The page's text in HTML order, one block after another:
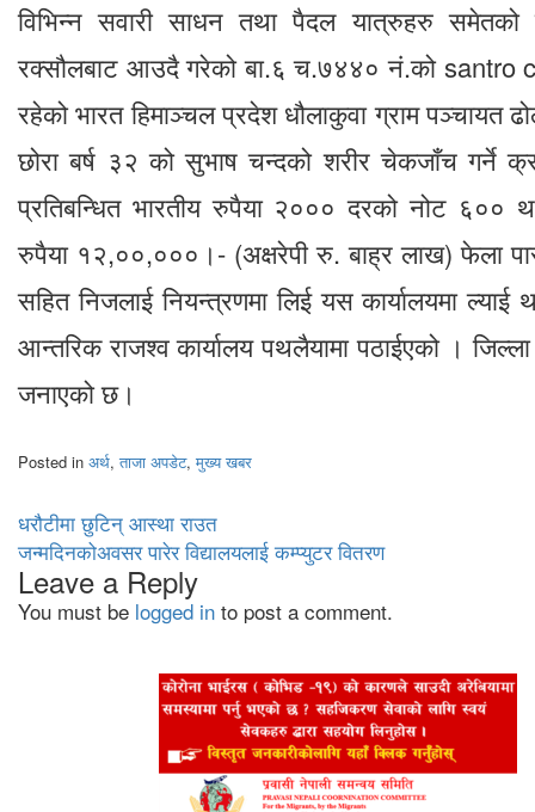
विभिन्न सवारी साधन तथा पैदल यात्रुहरु
रक्सौलबाट आउदै गरेको बा.६ च.७४४० नं.को santro
रहेको भारत हिमाञ्चल प्रदेश धौलाकुवा ग्राम पञ्चायत
छोरा बर्ष ३२ को सुभाष चन्दको शरीर चेकजाँच गर्ने
प्रतिबन्धित भारतीय रुपैया २००० दरको नोट ६००
रुपैया १२,००,०००।- (अक्षरेपी रु. बाह्र लाख) फेला
सहित निजलाई नियन्त्रणमा लिई यस कार्यालयमा
आन्तरिक राजश्व कार्यालय पथलैयामा पठाईएको । जिल्ला
जनाएको छ।
Posted in अर्थ,ताजा अपडेट,मुख्य खबर
Post
navigation
धरौटीमा छुटिन् आस्था राउत
जन्मदिनकोअवसर पारेर विद्यालयलाई कम्प्युटर वितरण
Leave a Reply
You must be logged in to post a comment.